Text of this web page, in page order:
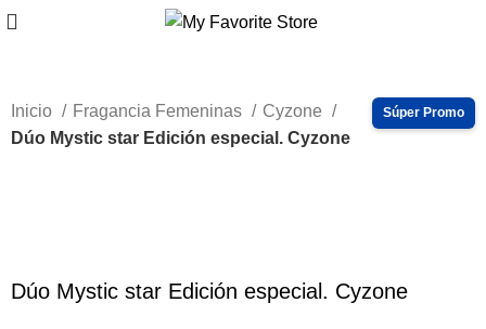
Inicio Fragancia Femeninas
Cyzone
Dúo Mystic star Edición especial. Cyzone
Dúo Mystic star Edición especial. Cyzone